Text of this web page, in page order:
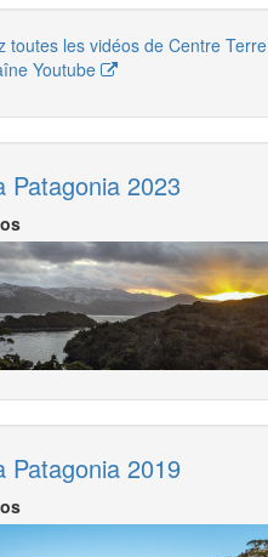
toutes les vidéos de Centre Terre
Youtube
Patagonia 2023
Patagonia 2019